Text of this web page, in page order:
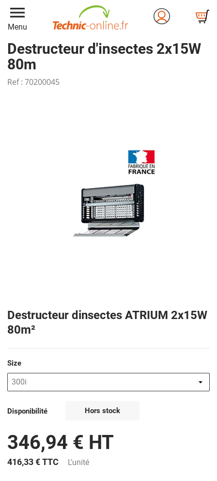
menu
Menu
Destructeur d'insectes 2x15W
80m
Ref : 70200045
Destructeur dinsectes ATRIUM 2x15W
80m²
Size
Disponibilité Hors stock
346,94 € HT
416,33 €TTC L'unité